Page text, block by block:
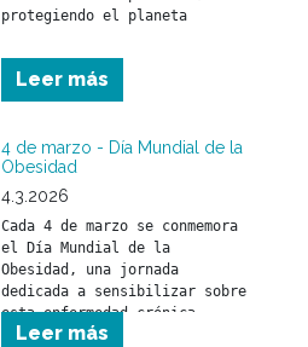
protegiendo el planeta
Leer más
4 de marzo - Día Mundial de la
Obesidad
4.3.2026
Cada 4 de marzo se conmemora
el Día Mundial de la
Obesidad, una jornada
dedicada a sensibilizar sobre
esta enfermedad crónica,
compleja y creciente que
Leer más